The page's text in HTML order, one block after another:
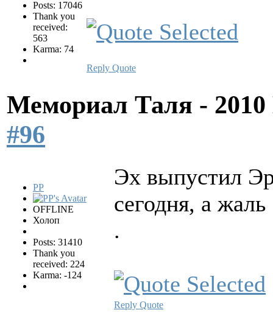
Posts: 17046
Thank you
received:
563
Karma: 74
Reply Quote
Мемориал Таля -
#96
PP
OFFLINE
Холоп
Posts: 31410
Thank you
received: 224
Karma: -124
Эх выпустил
сегодня, а жаль
.
Reply Quote